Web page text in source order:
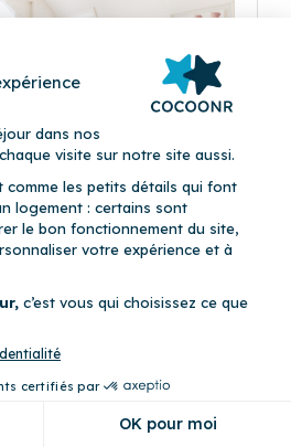
Suivant
Villa Malouine
Saint-Malo